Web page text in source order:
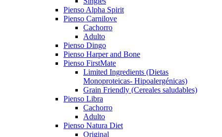
Pienso Alpha Spirit
Pienso Carnilove
Cachorro
Adulto
Pienso Dingo
Pienso Harper and Bone
Pienso FirstMate
Limited Ingredients (Dietas
Monoproteicas- Hipoalergénicas)
Grain Friendly (Cereales saludables)
Pienso Libra
Cachorro
Adulto
Pienso Natura Diet
Original